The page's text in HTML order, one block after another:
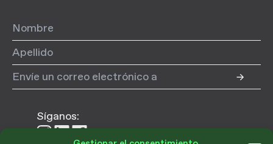
Síganos:
SíganosSíganosSíganos